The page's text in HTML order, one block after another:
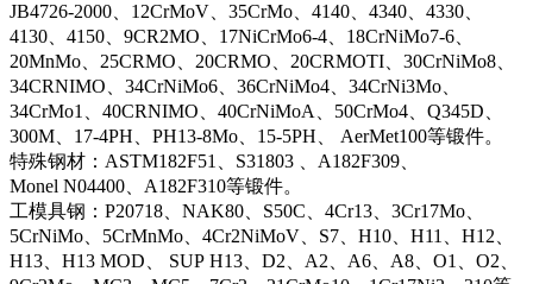
JB4726-2000、12CrMoV、35CrMo、4140、4340、4330、
4130、4150、9CR2MO、17NiCrMo6-4、18CrNiMo7-6、
20MnMo、25CRMO、20CRMO、20CRMOTI、30CrNiMo8、
34CRNIMO、34CrNiMo6、36CrNiMo4、34CrNi3Mo、
34CrMo1、40CRNIMO、40CrNiMoA、50CrMo4、Q345D、
300M、17-4PH、PH13-8Mo、15-5PH、 AerMet100等锻件。
特殊钢材：ASTM182F51、S31803 、A182F309、
Monel N04400、A182F310等锻件。
工模具钢：P20718、NAK80、S50C、4Cr13、3Cr17Mo、
5CrNiMo、5CrMnMo、4Cr2NiMoV、S7、H10、H11、H12、
H13、H13 MOD、 SUP H13、D2、A2、A6、A8、O1、O2、